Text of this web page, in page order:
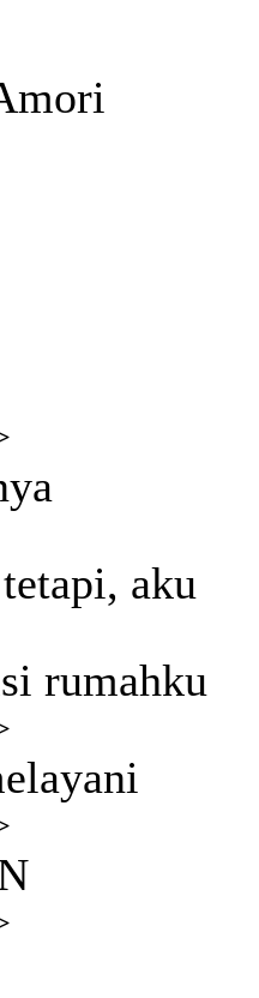
aku
rumahku